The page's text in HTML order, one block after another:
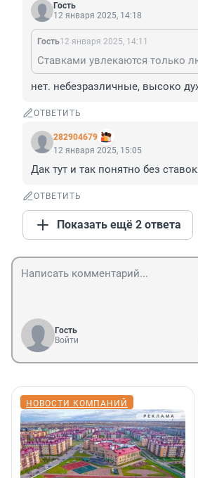
Гость
12 января 2025, 14:18
Гость12 января 2025, 14:11
нет. небезразличные, высоко
ОТВЕТИТЬ
282904679
12 января 2025, 15:05
Дак тут и так понятно без
ОТВЕТИТЬ
Показать ещё 2 ответа
Гость
Войти
НОВОСТИ КОМПАНИЙ